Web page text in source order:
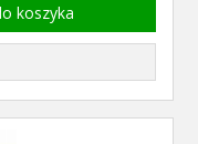
koszyka